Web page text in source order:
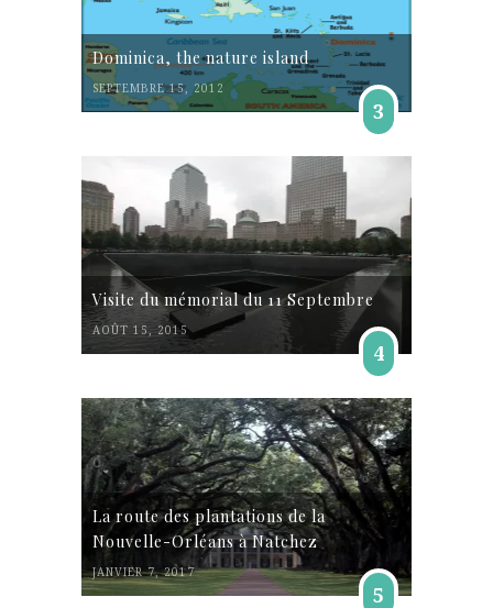
Dominica, the nature island
SEPTEMBRE 15, 2012
3
Visite du mémorial du 11 Septembre
AOÛT 15, 2015
4
La route des plantations de la
Nouvelle-Orléans à Natchez
JANVIER 7, 2017
5